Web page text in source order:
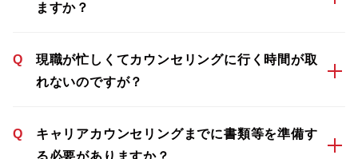
ますか？
Q
現職が忙しくてカウンセリングに行く時間が取
れないのですが？
Q
キャリアカウンセリングまでに書類等を準備す
る必要がありますか？